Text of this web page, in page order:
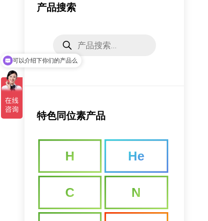
产品搜索
search
特色同位素产品
H He
C N
可以介绍下你们的产品么